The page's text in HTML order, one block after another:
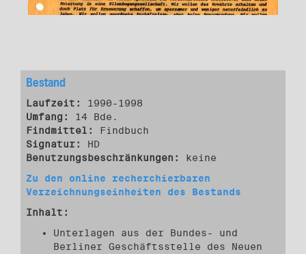
Bestand
Laufzeit:
1990-1998
Umfang:
14 Bde.
Findmittel:
Findbuch
Signatur:
HD
Benutzungsbeschränkungen:
keine
Zu den online recherchierbaren
Verzeichnungseinheiten des Bestands
Inhalt:
Unterlagen aus der Bundes- und
Berliner Geschäftsstelle des Neuen